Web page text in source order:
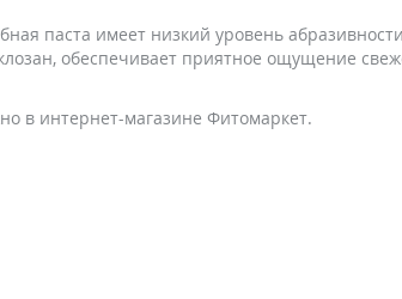
паста имеет низкий уровень
обеспечивает приятное ощущение
в интернет-магазине Фитомаркет.